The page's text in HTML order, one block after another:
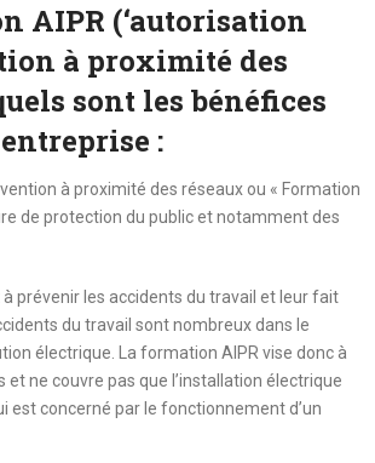
AIPR (‘autorisation
à proximité des
sont les bénéfices
:
à proximité des réseaux ou « Formation
de protection du public et notamment des
prévenir les accidents du travail et leur fait
du travail sont nombreux dans le
électrique. La formation AIPR vise donc à
et ne couvre pas que l’installation électrique
est concerné par le fonctionnement d’un